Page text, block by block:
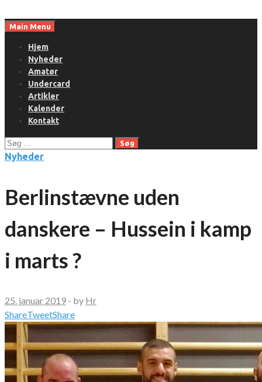
toMain Menu
Hjem
Nyheder
Amatør
Undercard
Artikler
Kalender
Kontakt
Søg
efter:
Nyheder
Berlinstævne uden
danskere – Hussein i kamp
i marts ?
25. januar 2019 - by Hr
ShareTweetShare